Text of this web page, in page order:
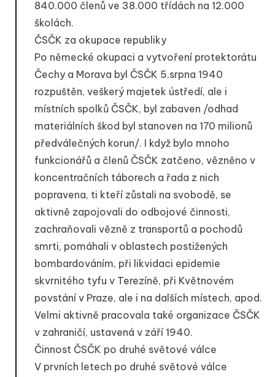
840.000 členů ve 38.000 třídách na 12.000
školách.
ČSČK za okupace republiky
Po německé okupaci a vytvoření protektorátu
Čechy a Morava byl ČSČK 5.srpna 1940
rozpuštěn, veškerý majetek ústředí, ale i
místních spolků ČSČK, byl zabaven /odhad
materiálních škod byl stanoven na 170 milionů
předválečných korun/. I když bylo mnoho
funkcionářů a členů ČSČK zatčeno, vězněno v
koncentračních táborech a řada z nich
popravena, ti kteří zůstali na svobodě, se
aktivně zapojovali do odbojové činnosti,
zachraňovali vězně z transportů a pochodů
smrti, pomáhali v oblastech postižených
bombardováním, při likvidaci epidemie
skvrnitého tyfu v Terezíně, při Květnovém
povstání v Praze, ale i na dalších místech, apod.
Velmi aktivně pracovala také organizace ČSČK
v zahraničí, ustavená v září 1940.
Činnost ČSČK po druhé světové válce
V prvních letech po druhé světové válce